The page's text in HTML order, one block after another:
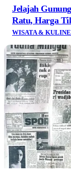
Jelajah
Ratu, Harga
WISATA &